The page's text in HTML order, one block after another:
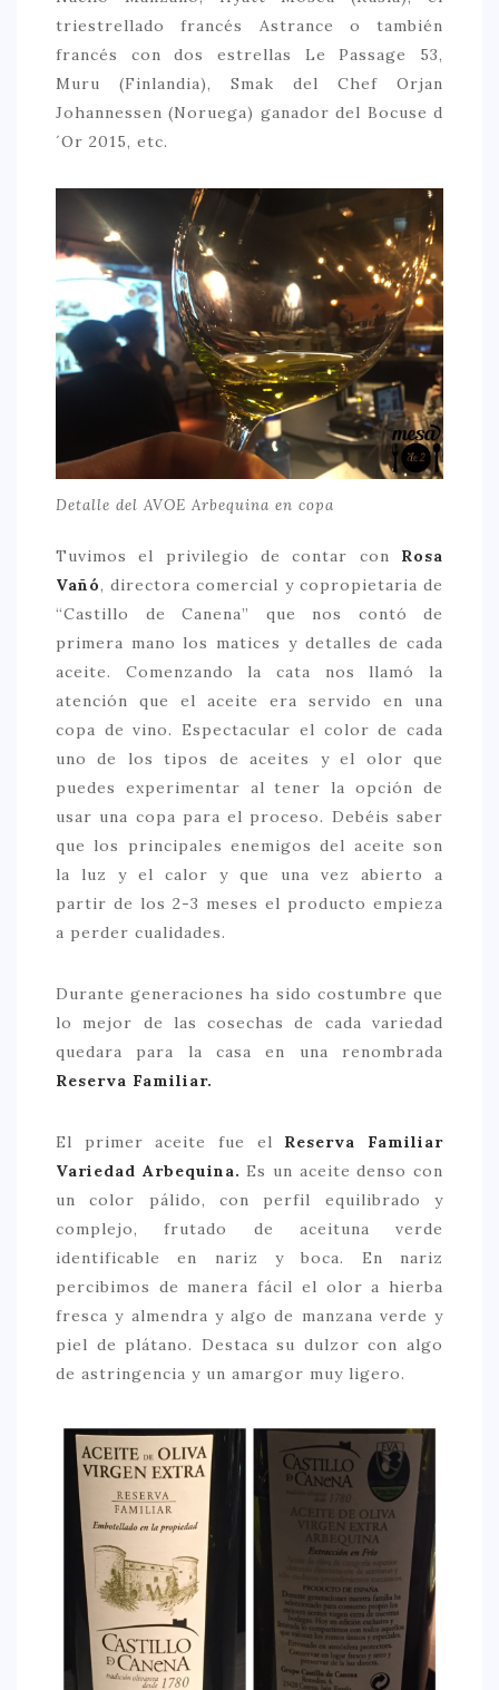
triestrellado francés Astrance o también
francés con dos estrellas Le Passage 53,
Muru (Finlandia), Smak del Chef Orjan
Johannessen (Noruega) ganador del Bocuse d
´Or 2015, etc.
Detalle del AVOE Arbequina en copa
Tuvimos el privilegio de contar con Rosa
Vañó, directora comercial y copropietaria de
“Castillo de Canena” que nos contó de
primera mano los matices y detalles de cada
aceite. Comenzando la cata nos llamó la
atención que el aceite era servido en una
copa de vino. Espectacular el color de cada
uno de los tipos de aceites y el olor que
puedes experimentar al tener la opción de
usar una copa para el proceso. Debéis saber
que los principales enemigos del aceite son
la luz y el calor y que una vez abierto a
partir de los 2-3 meses el producto empieza
a perder cualidades.
Durante generaciones ha sido costumbre que
lo mejor de las cosechas de cada variedad
quedara para la casa en una renombrada
Reserva Familiar.
El primer aceite fue el Reserva Familiar
Variedad Arbequina. Es un aceite denso con
un color pálido, con perfil equilibrado y
complejo, frutado de aceituna verde
identificable en nariz y boca. En nariz
percibimos de manera fácil el olor a hierba
fresca y almendra y algo de manzana verde y
piel de plátano. Destaca su dulzor con algo
de astringencia y un amargor muy ligero.